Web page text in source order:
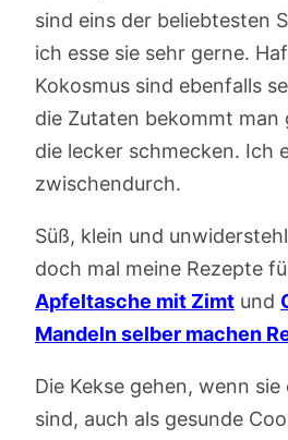
sind eins der beliebtesten
ich esse sie sehr gerne.
Kokosmus sind ebenfalls
die Zutaten bekommt man
die lecker schmecken. Ich
zwischendurch.
Süß, klein und
doch mal meine Rezepte
Apfeltasche mit Zimt und
Mandeln selber machen
Die Kekse gehen, wenn
sind, auch als gesunde